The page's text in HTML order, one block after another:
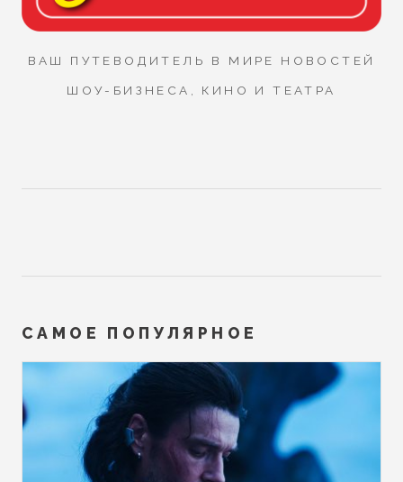
ВАШ ПУТЕВОДИТЕЛЬ В МИРЕ НОВОСТЕЙ
ШОУ-БИЗНЕСА, КИНО И ТЕАТРА
САМОЕ ПОПУЛЯРНОЕ